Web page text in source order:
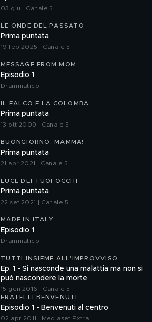
03 giu | Canale 5
LE ONDE DEL PASSATO
Prima puntata
19 feb 2025 | Canale 5
MESSAGE FROM MOM
Episodio 1
Drammatico
IL FALCO E LA COLOMBA
Prima puntata
13 ott 2009 | Canale 5
BUONGIORNO, MAMMA!
Prima puntata
21 apr 2021 | Canale 5
LUCE DEI TUOI OCCHI
Prima puntata
22 set 2021 | Canale 5
MADE IN ITALY
Episodio 1
Drammatico
TUTTI INSIEME ALL'IMPROVVISO
Ep. 1 - Si nasconde una malattia ma non si
può nascondere la morte
15 gen 2016 | Canale 5
FRATELLI BENVENUTI
Episodio 1 - Benvenuti al centro
02 apr 2011 | Mediaset Extra